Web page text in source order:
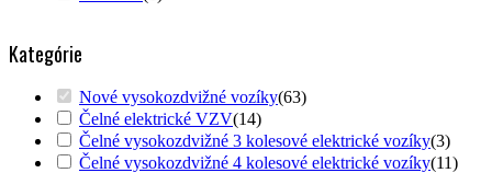
Kategórie
Nové vysokozdvižné vozíky(63)
Čelné elektrické VZV(14)
Čelné vysokozdvižné 3 kolesové elektrické vozíky(3)
Čelné vysokozdvižné 4 kolesové elektrické vozíky(11)